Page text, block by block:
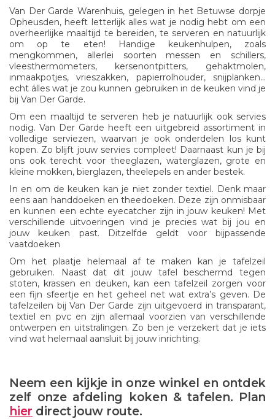
Van Der Garde Warenhuis, gelegen in het Betuwse dorpje
Opheusden, heeft letterlijk alles wat je nodig hebt om een
overheerlijke maaltijd te bereiden, te serveren en natuurlijk
om op te eten! Handige keukenhulpen, zoals
mengkommen, allerlei soorten messen en schillers,
vleesthermometers, kersenontpitters, gehaktmolen,
inmaakpotjes, vrieszakken, papierrolhouder, snijplanken…
echt álles wat je zou kunnen gebruiken in de keuken vind je
bij Van Der Garde.
Om een maaltijd te serveren heb je natuurlijk ook servies
nodig. Van Der Garde heeft een uitgebreid assortiment in
volledige serviezen, waarvan je ook onderdelen los kunt
kopen. Zo blijft jouw servies compleet! Daarnaast kun je bij
ons ook terecht voor theeglazen, waterglazen, grote en
kleine mokken, bierglazen, theelepels en ander bestek.
In en om de keuken kan je niet zonder textiel. Denk maar
eens aan handdoeken en theedoeken. Deze zijn onmisbaar
en kunnen een echte eyecatcher zijn in jouw keuken! Met
verschillende uitvoeringen vind je precies wat bij jou en
jouw keuken past. Ditzelfde geldt voor bijpassende
vaatdoeken
Om het plaatje helemaal af te maken kan je tafelzeil
gebruiken. Naast dat dit jouw tafel beschermd tegen
stoten, krassen en deuken, kan een tafelzeil zorgen voor
een fijn sfeertje en het geheel net wat extra’s geven. De
tafelzeilen bij Van Der Garde zijn uitgevoerd in transparant,
textiel en pvc en zijn allemaal voorzien van verschillende
ontwerpen en uitstralingen. Zo ben je verzekert dat je iets
vind wat helemaal aansluit bij jouw inrichting.
Neem een kijkje in onze winkel en ontdek
zelf onze afdeling koken & tafelen. Plan
hier direct jouw route.